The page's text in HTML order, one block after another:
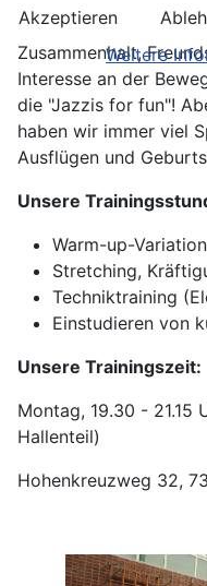
Zusammenhalt,
Interesse an der
die "Jazzis for fun"!
haben wir immer viel
Ausflügen und
Unsere
Warm-up-
Stretching,
Techniktraining
Einstudieren von
Unsere Trainingszeit:
Montag, 19.30 - 21.15
Hallenteil)
Hohenkreuzweg 32,
Akzeptieren
Weitere